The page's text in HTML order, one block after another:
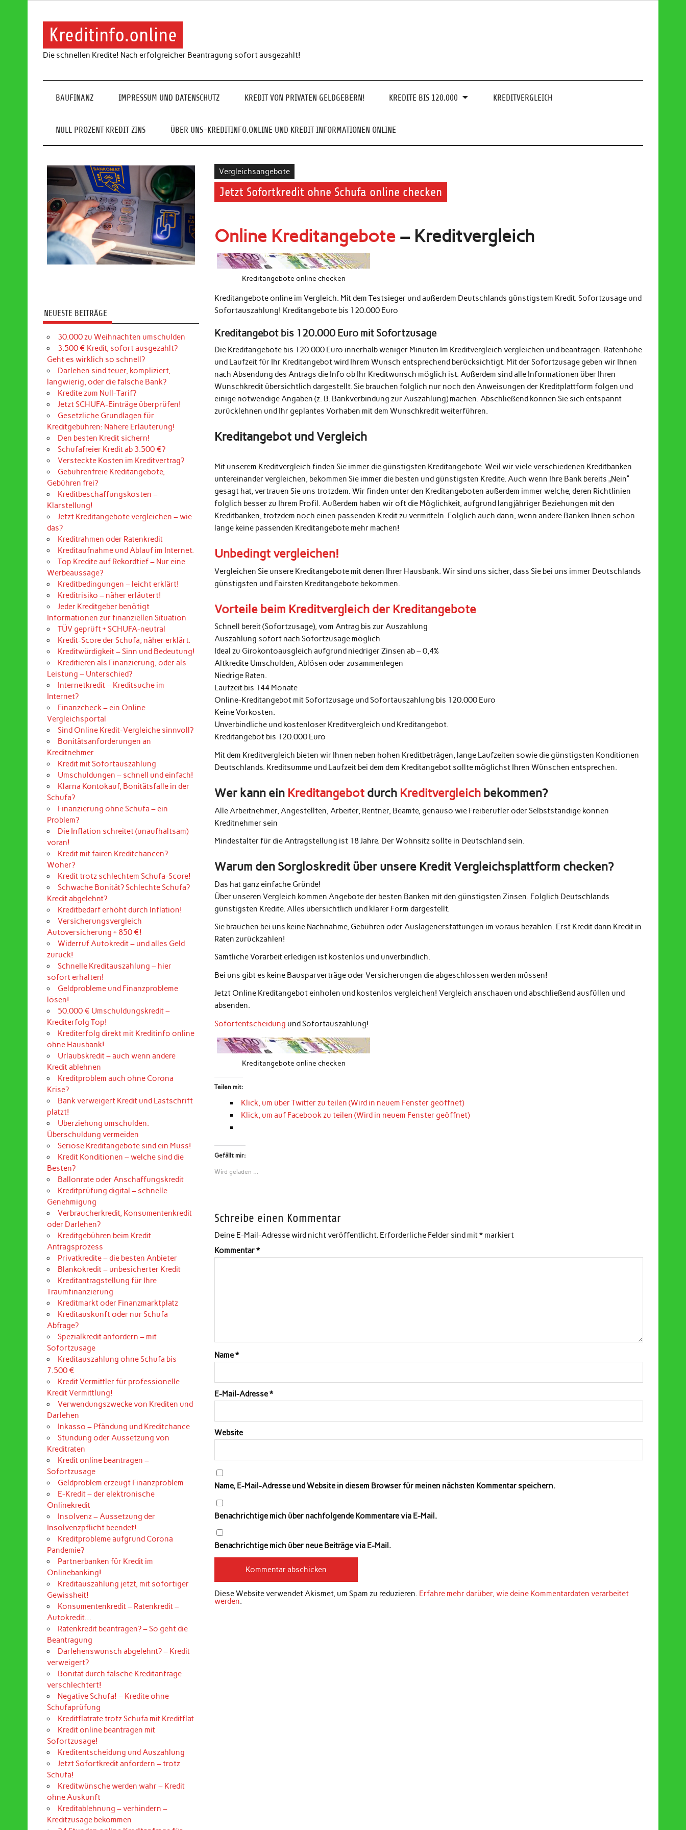
Kreditinfo.online
Die schnellen Kredite! Nach erfolgreicher Beantragung sofort ausgezahlt!
BAUFINANZ IMPRESSUM UND DATENSCHUTZ KREDIT VON PRIVATEN GELDGEBERN! KREDITE BIS 120.000 KREDITVERGLEICH
NULL PROZENT KREDIT ZINS ÜBER UNS-KREDITINFO.ONLINE UND KREDIT INFORMATIONEN ONLINE
Vergleichsangebote
Jetzt Sofortkredit ohne Schufa online checken
Online Kreditangebote – Kreditvergleich
Kreditangebote online checken
Kreditangebote online im Vergleich. Mit dem Testsieger und außerdem Deutschlands günstigstem Kredit. Sofortzusage und
Sofortauszahlung! Kreditangebote bis 120.000 Euro
Kreditangebot bis 120.000 Euro mit Sofortzusage
Die Kreditangebote bis 120.000 Euro innerhalb weniger Minuten Im Kreditvergleich vergleichen und beantragen. Ratenhöhe
und Laufzeit für Ihr Kreditangebot wird Ihrem Wunsch entsprechend berücksichtigt. Mit der Sofortzusage geben wir Ihnen
nach Absendung des Antrags die Info ob Ihr Kreditwunsch möglich ist. Außerdem sind alle Informationen über Ihren
Wunschkredit übersichtlich dargestellt. Sie brauchen folglich nur noch den Anweisungen der Kreditplattform folgen und
einige notwendige Angaben (z. B. Bankverbindung zur Auszahlung) machen. Abschließend können Sie sich entspannt
zurücklehnen und Ihr geplantes Vorhaben mit dem Wunschkredit weiterführen.
Kreditangebot und Vergleich
Mit unserem Kreditvergleich finden Sie immer die günstigsten Kreditangebote. Weil wir viele verschiedenen Kreditbanken
untereinander vergleichen, bekommen Sie immer die besten und günstigsten Kredite. Auch wenn Ihre Bank bereits „Nein“
gesagt hat, vertrauen Sie uns trotzdem. Wir finden unter den Kreditangeboten außerdem immer welche, deren Richtlinien
folglich besser zu Ihrem Profil. Außerdem haben wir oft die Möglichkeit, aufgrund langjähriger Beziehungen mit den
Kreditbanken, trotzdem noch einen passenden Kredit zu vermitteln. Folglich auch dann, wenn andere Banken Ihnen schon
lange keine passenden Kreditangebote mehr machen!
Unbedingt vergleichen!
Vergleichen Sie unsere Kreditangebote mit denen Ihrer Hausbank. Wir sind uns sicher, dass Sie bei uns immer Deutschlands
günstigsten und Fairsten Kreditangebote bekommen.
Vorteile beim Kreditvergleich der Kreditangebote
Schnell bereit (Sofortzusage), vom Antrag bis zur Auszahlung
Auszahlung sofort nach Sofortzusage möglich
Ideal zu Girokontoausgleich aufgrund niedriger Zinsen ab – 0,4%
Altkredite Umschulden, Ablösen oder zusammenlegen
Niedrige Raten.
Laufzeit bis 144 Monate
Online-Kreditangebot mit Sofortzusage und Sofortauszahlung bis 120.000 Euro
Keine Vorkosten.
Unverbindliche und kostenloser Kreditvergleich und Kreditangebot.
Kreditangebot bis 120.000 Euro
Mit dem Kreditvergleich bieten wir Ihnen neben hohen Kreditbeträgen, lange Laufzeiten sowie die günstigsten Konditionen
Deutschlands. Kreditsumme und Laufzeit bei dem dem Kreditangebot sollte möglichst Ihren Wünschen entsprechen.
Wer kann ein Kreditangebot durch Kreditvergleich bekommen?
Alle Arbeitnehmer, Angestellten, Arbeiter, Rentner, Beamte, genauso wie Freiberufler oder Selbstständige können
Kreditnehmer sein
Mindestalter für die Antragstellung ist 18 Jahre. Der Wohnsitz sollte in Deutschland sein.
Warum den Sorgloskredit über unsere Kredit Vergleichsplattform checken?
Das hat ganz einfache Gründe!
Über unseren Vergleich kommen Angebote der besten Banken mit den günstigsten Zinsen. Folglich Deutschlands
günstigsten Kredite. Alles übersichtlich und klarer Form dargestellt.
Sie brauchen bei uns keine Nachnahme, Gebühren oder Auslagenerstattungen im voraus bezahlen. Erst Kredit dann Kredit in
Raten zurückzahlen!
Sämtliche Vorarbeit erledigen ist kostenlos und unverbindlich.
Bei uns gibt es keine Bausparverträge oder Versicherungen die abgeschlossen werden müssen!
Jetzt Online Kreditangebot einholen und kostenlos vergleichen! Vergleich anschauen und abschließend ausfüllen und
absenden.
Sofortentscheidung und Sofortauszahlung!
Kreditangebote online checken
Teilen mit:
Klick, um über Twitter zu teilen (Wird in neuem Fenster geöffnet)
Klick, um auf Facebook zu teilen (Wird in neuem Fenster geöffnet)
Gefällt mir:
Wird geladen …
Schreibe einen Kommentar
Deine E-Mail-Adresse wird nicht veröffentlicht. Erforderliche Felder sind mit* markiert
Kommentar*
Name*
E-Mail-Adresse*
Website
Name, E-Mail-Adresse und Website in diesem Browser für meinen nächsten Kommentar speichern.
Benachrichtige mich über nachfolgende Kommentare via E-Mail.
Benachrichtige mich über neue Beiträge via E-Mail.
Diese Website verwendet Akismet, um Spam zu reduzieren. Erfahre mehr darüber, wie deine Kommentardaten verarbeitet
werden.
NEUESTE BEITRÄGE
30.000 zu Weihnachten umschulden
3.500 € Kredit, sofort ausgezahlt?
Geht es wirklich so schnell?
Darlehen sind teuer, kompliziert,
langwierig, oder die falsche Bank?
Kredite zum Null-Tarif?
Jetzt SCHUFA-Einträge überprüfen!
Gesetzliche Grundlagen für
Kreditgebühren: Nähere Erläuterung!
Den besten Kredit sichern!
Schufafreier Kredit ab 3.500 €?
Versteckte Kosten im Kreditvertrag?
Gebührenfreie Kreditangebote,
Gebühren frei?
Kreditbeschaffungskosten –
Klarstellung!
Jetzt Kreditangebote vergleichen – wie
das?
Kreditrahmen oder Ratenkredit
Kreditaufnahme und Ablauf im Internet.
Top Kredite auf Rekordtief – Nur eine
Werbeaussage?
Kreditbedingungen – leicht erklärt!
Kreditrisiko – näher erläutert!
Jeder Kreditgeber benötigt
Informationen zur finanziellen Situation
TÜV geprüft + SCHUFA-neutral
Kredit-Score der Schufa, näher erklärt.
Kreditwürdigkeit – Sinn und Bedeutung!
Kreditieren als Finanzierung, oder als
Leistung – Unterschied?
Internetkredit – Kreditsuche im
Internet?
Finanzcheck – ein Online
Vergleichsportal
Sind Online Kredit-Vergleiche sinnvoll?
Bonitätsanforderungen an
Kreditnehmer
Kredit mit Sofortauszahlung
Umschuldungen – schnell und einfach!
Klarna Kontokauf, Bonitätsfalle in der
Schufa?
Finanzierung ohne Schufa – ein
Problem?
Die Inflation schreitet (unaufhaltsam)
voran!
Kredit mit fairen Kreditchancen?
Woher?
Kredit trotz schlechtem Schufa-Score!
Schwache Bonität? Schlechte Schufa?
Kredit abgelehnt?
Kreditbedarf erhöht durch Inflation!
Versicherungsvergleich
Autoversicherung + 850 €!
Widerruf Autokredit – und alles Geld
zurück!
Schnelle Kreditauszahlung – hier
sofort erhalten!
Geldprobleme und Finanzprobleme
lösen!
50.000 € Umschuldungskredit –
Krediterfolg Top!
Krediterfolg direkt mit Kreditinfo online
ohne Hausbank!
Urlaubskredit – auch wenn andere
Kredit ablehnen
Kreditproblem auch ohne Corona
Krise?
Bank verweigert Kredit und Lastschrift
platzt!
Überziehung umschulden.
Überschuldung vermeiden
Seriöse Kreditangebote sind ein Muss!
Kredit Konditionen – welche sind die
Besten?
Ballonrate oder Anschaffungskredit
Kreditprüfung digital – schnelle
Genehmigung
Verbraucherkredit, Konsumentenkredit
oder Darlehen?
Kreditgebühren beim Kredit
Antragsprozess
Privatkredite – die besten Anbieter
Blankokredit – unbesicherter Kredit
Kreditantragstellung für Ihre
Traumfinanzierung
Kreditmarkt oder Finanzmarktplatz
Kreditauskunft oder nur Schufa
Abfrage?
Spezialkredit anfordern – mit
Sofortzusage
Kreditauszahlung ohne Schufa bis
7.500 €
Kredit Vermittler für professionelle
Kredit Vermittlung!
Verwendungszwecke von Krediten und
Darlehen
Inkasso – Pfändung und Kreditchance
Stundung oder Aussetzung von
Kreditraten
Kredit online beantragen –
Sofortzusage
Geldproblem erzeugt Finanzproblem
E-Kredit – der elektronische
Onlinekredit
Insolvenz – Aussetzung der
Insolvenzpflicht beendet!
Kreditprobleme aufgrund Corona
Pandemie?
Partnerbanken für Kredit im
Onlinebanking!
Kreditauszahlung jetzt, mit sofortiger
Gewissheit!
Konsumentenkredit – Ratenkredit –
Autokredit…
Ratenkredit beantragen? – So geht die
Beantragung
Darlehenswunsch abgelehnt? – Kredit
verweigert?
Bonität durch falsche Kreditanfrage
verschlechtert!
Negative Schufa! – Kredite ohne
Schufaprüfung
Kreditflatrate trotz Schufa mit Kreditflat
Kredit online beantragen mit
Sofortzusage!
Kreditentscheidung und Auszahlung
Jetzt Sofortkredit anfordern – trotz
Schufa!
Kreditwünsche werden wahr – Kredit
ohne Auskunft
Kreditablehnung – verhindern –
Kreditzusage bekommen